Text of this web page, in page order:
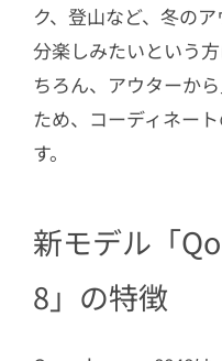
ク、登山など、冬の
分楽しみたいという
ちろん、アウターか
ため、コーディネー
す。
新モデル「
8」の特徴